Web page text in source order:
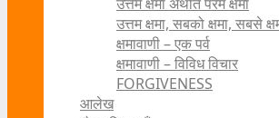
उत्तम क्षमा, सबको क्षमा, सबसे
क्षमावाणी – एक पर्व
क्षमावाणी – विविध विचार
FORGIVENESS
आलेख